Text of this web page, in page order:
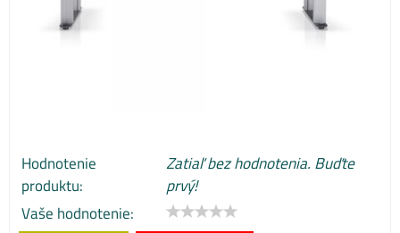
Hodnotenie
produktu:
Zatiaľ bez hodnotenia. Buďte
prvý!
Vaše hodnotenie: